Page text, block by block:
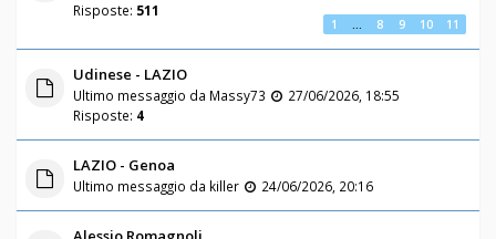
Risposte: 511
1 … 8 9 10 11
Udinese - LAZIO
Ultimo messaggio da Massy73
27/06/2026, 18:55
Risposte: 4
LAZIO - Genoa
Ultimo messaggio da killer 24/06/2026, 20:16